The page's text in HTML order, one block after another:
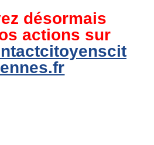
désormais
actions sur